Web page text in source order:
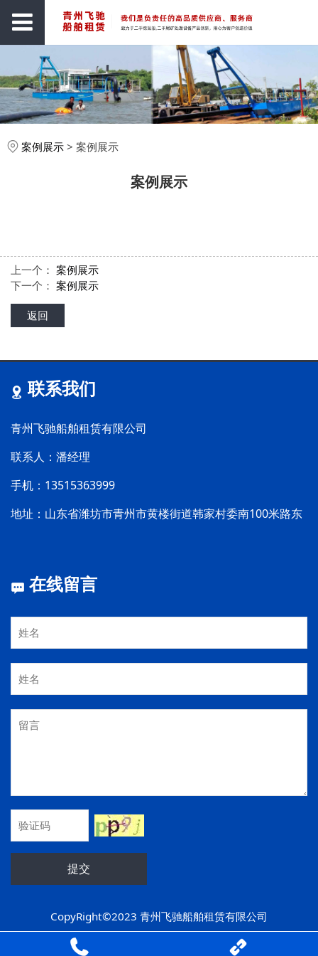
案例展示 > 案例展示
案例展示
上一个：案例展示
下一个：案例展示
返回
联系我们
青州飞驰船舶租赁有限公司
联系人：潘经理
手机：13515363999
地址：山东省潍坊市青州市黄楼街道韩家村委南100米路东
在线留言
提交
CopyRight©2023 青州飞驰船舶租赁有限公司